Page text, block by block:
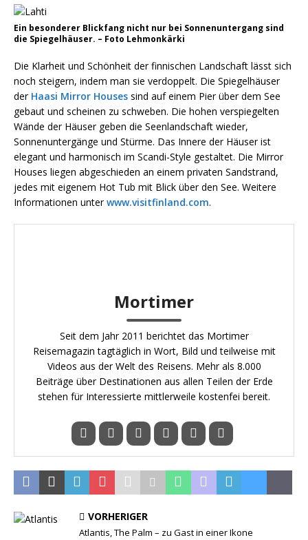
Ein besonderer Blickfang nicht nur bei Sonnenuntergang sind
die Spiegelhäuser. – Foto Lehmonkärki
Die Klarheit und Schönheit der finnischen Landschaft lässt sich
noch steigern, indem man sie verdoppelt. Die Spiegelhäuser
der Haasi Mirror Houses sind auf einem Pier über dem See
gebaut und scheinen zu schweben. Die hohen verspiegelten
Wände der Häuser geben die Seenlandschaft wieder,
Sonnenuntergänge und Stürme. Das Innere der Häuser ist
elegant und harmonisch im Scandi-Style gestaltet. Die Mirror
Houses liegen abgeschieden an einem privaten Sandstrand,
jedes mit eigenem Hot Tub mit Blick über den See. Weitere
Informationen unterwww.visitfinland.com.
Mortimer
Seit dem Jahr 2011 berichtet das Mortimer
Reisemagazin tagtäglich in Wort, Bild und teilweise mit
Videos aus der Welt des Reisens. Mehr als 8.000
Beiträge über Destinationen aus allen Teilen der Erde
stehen für Interessierte mittlerweile kostenfei bereit.
VORHERIGER
Atlantis, The Palm – zu Gast in einer Ikone